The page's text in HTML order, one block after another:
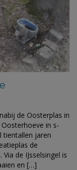
de Oosterplas in
in s-
tientallen jaren
de
de IJsselsingel is
en […]